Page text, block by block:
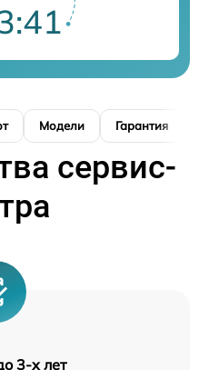
Модели Гарантия
сервис-
3-х лет